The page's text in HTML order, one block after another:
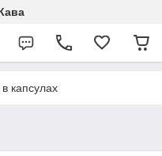
капсулах